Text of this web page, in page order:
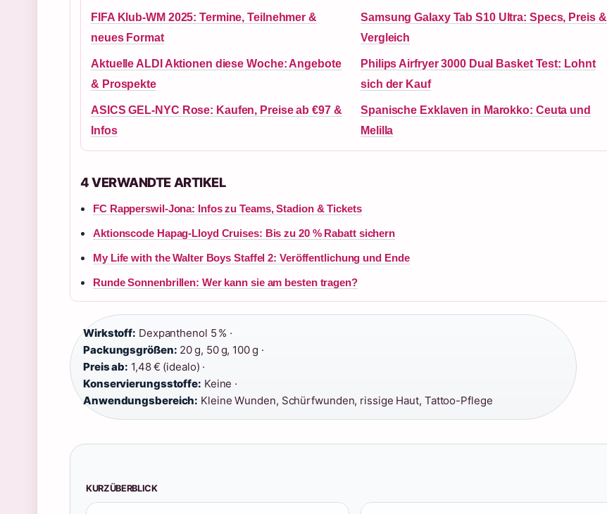
FIFA Klub-WM 2025: Termine, Teilnehmer &
neues Format
Samsung Galaxy Tab S10 Ultra: Specs, Preis &
Vergleich
Aktuelle ALDI Aktionen diese Woche: Angebote
& Prospekte
Philips Airfryer 3000 Dual Basket Test: Lohnt
sich der Kauf
ASICS GEL-NYC Rose: Kaufen, Preise ab €97 &
Infos
Spanische Exklaven in Marokko: Ceuta und
Melilla
4 VERWANDTE ARTIKEL
FC Rapperswil-Jona: Infos zu Teams, Stadion & Tickets
Aktionscode Hapag-Lloyd Cruises: Bis zu 20 % Rabatt sichern
My Life with the Walter Boys Staffel 2: Veröffentlichung und Ende
Runde Sonnenbrillen: Wer kann sie am besten tragen?
Wirkstoff: Dexpanthenol 5 % ·
Packungsgrößen: 20 g, 50 g, 100 g ·
Preis ab: 1,48 € (idealo) ·
Konservierungsstoffe: Keine ·
Anwendungsbereich: Kleine Wunden, Schürfwunden, rissige Haut, Tattoo-Pflege
KURZÜBERBLICK